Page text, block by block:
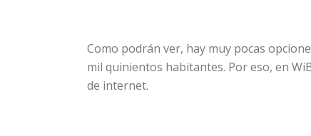
Como podrán ver, hay muy pocas
mil quinientos habitantes. Por eso, en
de internet.